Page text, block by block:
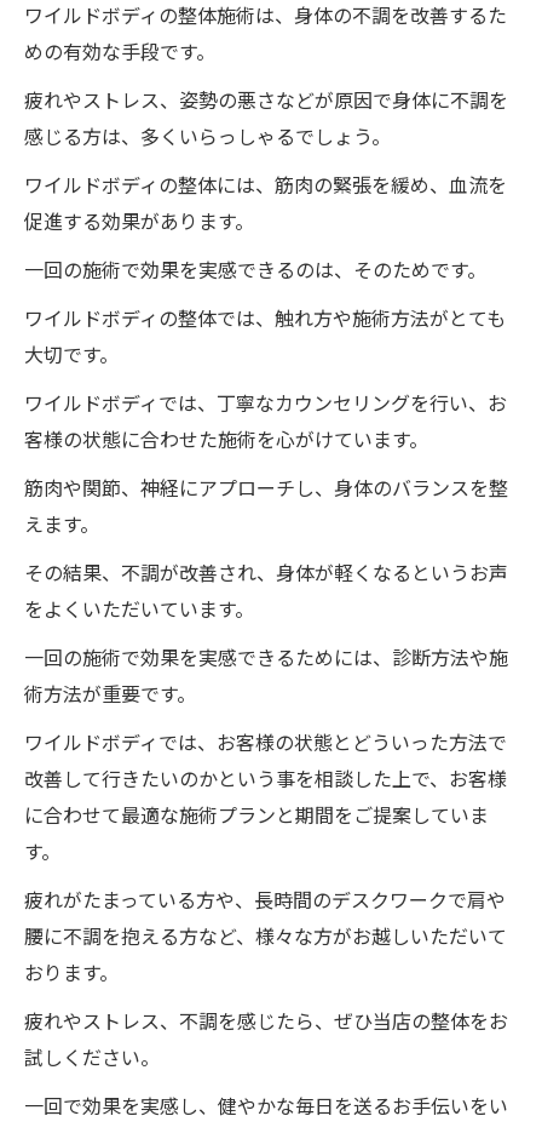
ワイルドボディの整体施術は、身体の不調を改善するた
めの有効な手段です。
疲れやストレス、姿勢の悪さなどが原因で身体に不調を
感じる方は、多くいらっしゃるでしょう。
ワイルドボディの整体には、筋肉の緊張を緩め、血流を
促進する効果があります。
一回の施術で効果を実感できるのは、そのためです。
ワイルドボディの整体では、触れ方や施術方法がとても
大切です。
ワイルドボディでは、丁寧なカウンセリングを行い、お
客様の状態に合わせた施術を心がけています。
筋肉や関節、神経にアプローチし、身体のバランスを整
えます。
その結果、不調が改善され、身体が軽くなるというお声
をよくいただいています。
一回の施術で効果を実感できるためには、診断方法や施
術方法が重要です。
ワイルドボディでは、お客様の状態とどういった方法で
改善して行きたいのかという事を相談した上で、お客様
に合わせて最適な施術プランと期間をご提案していま
す。
疲れがたまっている方や、長時間のデスクワークで肩や
腰に不調を抱える方など、様々な方がお越しいただいて
おります。
疲れやストレス、不調を感じたら、ぜひ当店の整体をお
試しください。
一回で効果を実感し、健やかな毎日を送るお手伝いをい